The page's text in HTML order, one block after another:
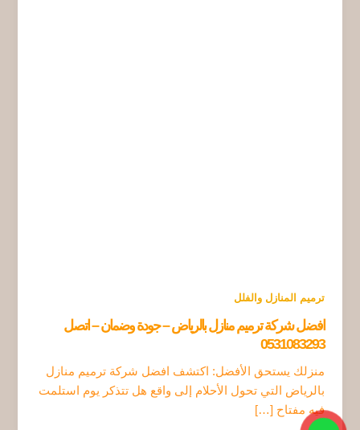
ترميم المنازل والفلل
افضل شركة ترميم منازل بالرياض – جودة وضمان – اتصل
0531083293
منزلك يستحق الأفضل: اكتشف افضل شركة ترميم منازل
بالرياض التي تحول الأحلام إلى واقع هل تتذكر يوم استلمت
فيه مفتاح […]